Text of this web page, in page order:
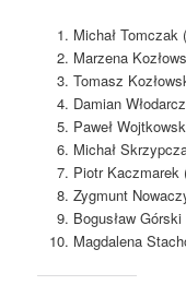
Michał
Marzena
Tomasz
Damian
Paweł
Michał
Piotr Kaczmarek
Zygmunt
Bogusław
Magdalena